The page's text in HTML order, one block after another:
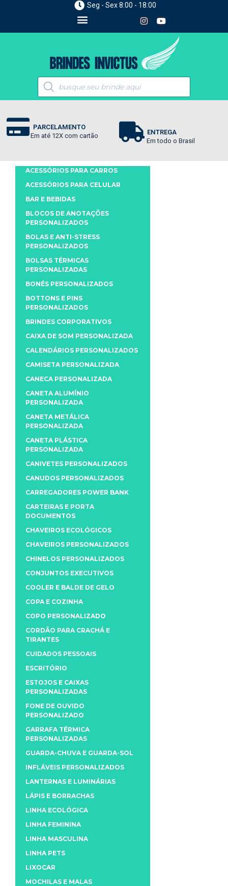
Seg - Sex 8:00 - 18:00
PARCELAMENTO
Em até 12X com cartão
ENTREGA
Em todo o Brasil
ACESSÓRIOS PARA CARROS
ACESSÓRIOS PARA CELULAR
BAR E BEBIDAS
BLOCOS DE ANOTAÇÕES
PERSONALIZADOS
BOLAS E ANTI-STRESS
PERSONALIZADOS
BOLSAS TÉRMICAS
PERSONALIZADAS
BONÉS PERSONALIZADOS
BOTTONS E PINS
PERSONALIZADOS
BRINDES CORPORATIVOS
CAIXA DE SOM PERSONALIZADA
CALENDÁRIOS PERSONALIZADOS
CAMISETA PERSONALIZADA
CANECA PERSONALIZADA
CANETA ALUMÍNIO
PERSONALIZADA
CANETA METÁLICA
PERSONALIZADA
CANETA PLÁSTICA
PERSONALIZADA
CANIVETES PERSONALIZADOS
CANUDOS PERSONALIZADOS
CARREGADORES POWER BANK
CARTEIRAS E PORTA
DOCUMENTOS
CHAVEIROS ECOLÓGICOS
CHAVEIROS PERSONALIZADOS
CHINELOS PERSONALIZADOS
CONJUNTOS EXECUTIVOS
COOLER E BALDE DE GELO
COPA E COZINHA
COPO PERSONALIZADO
CORDÃO PARA CRACHÁ E
TIRANTES
CUIDADOS PESSOAIS
ESCRITÓRIO
ESTOJOS E CAIXAS
PERSONALIZADAS
FONE DE OUVIDO
PERSONALIZADO
GARRAFA TÉRMICA
PERSONALIZADAS
GUARDA-CHUVA E GUARDA-SOL
INFLÁVEIS PERSONALIZADOS
LANTERNAS E LUMINÁRIAS
LÁPIS E BORRACHAS
LINHA ECOLÓGICA
LINHA FEMININA
LINHA MASCULINA
LINHA PETS
LIXOCAR
MOCHILAS E MALAS